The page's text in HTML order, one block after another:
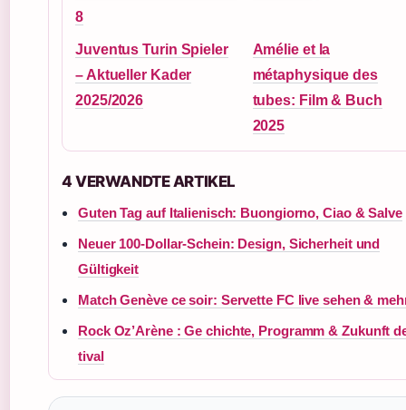
8
Juventus Turin Spieler
– Aktueller Kader
2025/2026
Amélie et la
métaphysique des
tubes: Film & Buch
2025
4 VERWANDTE ARTIKEL
Guten Tag auf Italienisch: Buongiorno, Ciao & Salve
Neuer 100-Dollar-Schein: Design, Sicherheit und
Gültigkeit
Match Genève ce soir: Servette FC live sehen &
Rock Oz’Arène : Ge chichte, Programm & Zukunft
tival